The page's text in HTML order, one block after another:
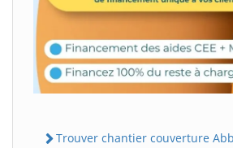
Trouver chantier couverture